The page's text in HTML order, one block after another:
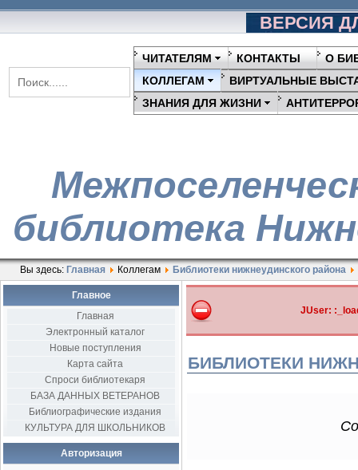
ВЕРСИЯ
ЧИТАТЕЛЯМ КОНТАКТЫ
О
КОЛЛЕГАМ
ВИРТУАЛЬНЫЕ
ЗНАНИЯ ДЛЯ ЖИЗНИ
библиотека
Вы здесь: Главная Коллегам Библиотеки нижнеудинского района
Главное
Главная
Электронный каталог
Новые поступления
Карта сайта
Спроси библиотекаря
БАЗА ДАННЫХ ВЕТЕРАНОВ
Библиографические издания
КУЛЬТУРА ДЛЯ ШКОЛЬНИКОВ
Авторизация
JUser:
БИБЛИОТЕКИ